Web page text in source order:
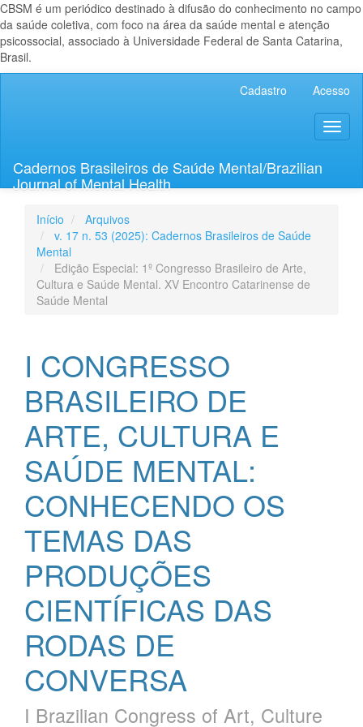
CBSM é um periódico destinado à difusão do conhecimento no campo
da saúde coletiva, com foco na área da saúde mental e atenção
psicossocial, associado à Universidade Federal de Santa Catarina,
Brasil.
Lateral
Cadastro Acesso
Cadernos Brasileiros de Saúde Mental/Brazilian
Journal of Mental Health
Início
Arquivos
v. 17 n. 53 (2025): Cadernos Brasileiros de Saúde
Mental
Edição Especial: 1º Congresso Brasileiro de Arte,
Cultura e Saúde Mental. XV Encontro Catarinense de
Saúde Mental
I CONGRESSO
BRASILEIRO DE
ARTE, CULTURA E
SAÚDE MENTAL:
CONHECENDO OS
TEMAS DAS
PRODUÇÕES
CIENTÍFICAS DAS
RODAS DE
CONVERSA
I Brazilian Congress of Art, Culture